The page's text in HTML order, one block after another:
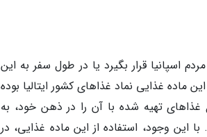
اسپانیا قرار بگیرد یا در طول سفر به این
ماده غذایی نماد غذاهای کشور ایتالیا بوده
غذاهای تهیه شده با آن را در ذهن خود، به
وجود، استفاده از این ماده غذایی، در